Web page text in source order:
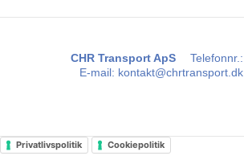
CHR Transport ApS Telefonnr.:
E-mail: kontakt@chrtransport.dk
Privatlivspolitik Cookiepolitik